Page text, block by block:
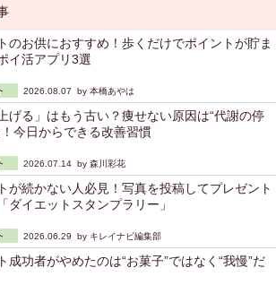
のお供におすすめ！歩くだけでポイントが貯ま
イ活アプリ3選
2026.08.07 by 本橋あやは
げる」はもう古い？痩せない原因は“代謝の停
今日からできる改善習慣
2026.07.14 by 森川彩花
が続かない人必見！写真を投稿してプレゼント
ダイエットスタンプラリー」
2026.06.29 by キレイナビ編集部
成功者がやめたのは“お菓子”ではなく“我慢”だ